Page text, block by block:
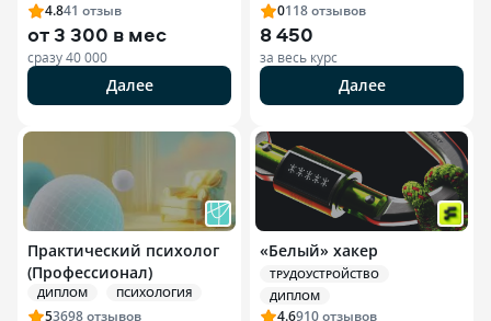
4.841 отзыв
от3 300 в мес
сразу40 000
Далее
0118отзывов
8 450
за весь курс
Далее
Практический психолог
(Профессионал)
ДИПЛОМ ПСИХОЛОГИЯ
53698отзывов
«Белый» хакер
ТРУДОУСТРОЙСТВО
ДИПЛОМ
4.6910отзывов